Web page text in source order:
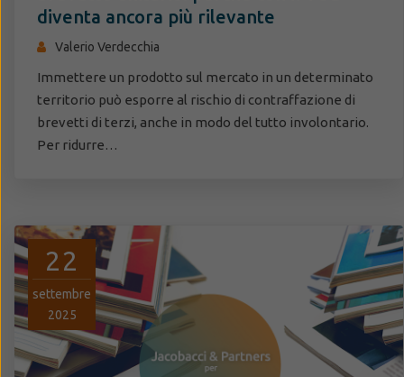
diventa ancora più rilevante
Valerio Verdecchia
Immettere un prodotto sul mercato in un determinato
territorio può esporre al rischio di contraffazione di
brevetti di terzi, anche in modo del tutto involontario.
Per ridurre…
22
settembre
2025